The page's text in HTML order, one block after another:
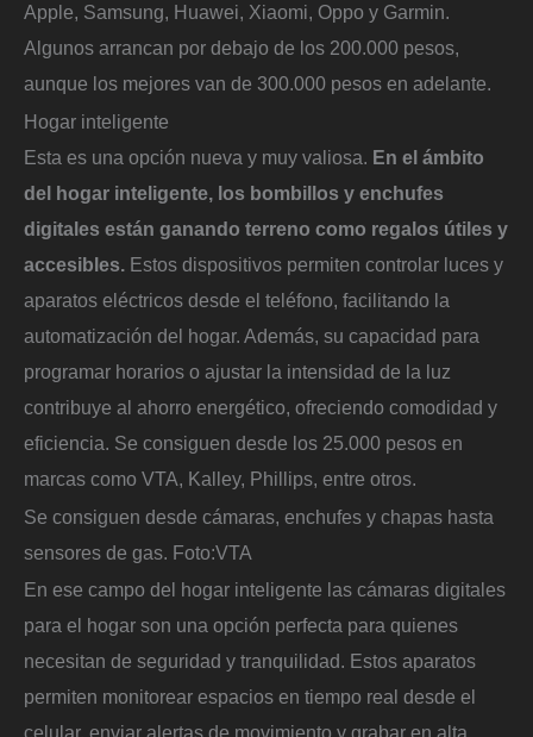
Apple, Samsung, Huawei, Xiaomi, Oppo y Garmin.
Algunos arrancan por debajo de los 200.000 pesos,
aunque los mejores van de 300.000 pesos en adelante.
Hogar inteligente
Esta es una opción nueva y muy valiosa. En el ámbito
del hogar inteligente, los bombillos y enchufes
digitales están ganando terreno como regalos útiles y
accesibles. Estos dispositivos permiten controlar luces y
aparatos eléctricos desde el teléfono, facilitando la
automatización del hogar. Además, su capacidad para
programar horarios o ajustar la intensidad de la luz
contribuye al ahorro energético, ofreciendo comodidad y
eficiencia. Se consiguen desde los 25.000 pesos en
marcas como VTA, Kalley, Phillips, entre otros.
Se consiguen desde cámaras, enchufes y chapas hasta
sensores de gas. Foto:VTA
En ese campo del hogar inteligente las cámaras digitales
para el hogar son una opción perfecta para quienes
necesitan de seguridad y tranquilidad. Estos aparatos
permiten monitorear espacios en tiempo real desde el
celular, enviar alertas de movimiento y grabar en alta